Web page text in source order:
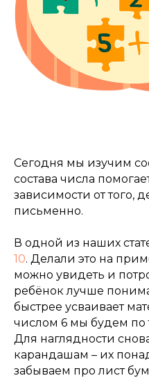
Cегодня мы изучим
состава числа
зависимости от того,
письменно.
В одной из наших
10. Делали это на
можно увидеть и
ребёнок лучше
быстрее усваивает
числом 6 мы будем по
Для наглядности
карандашам – их
забываем про лист